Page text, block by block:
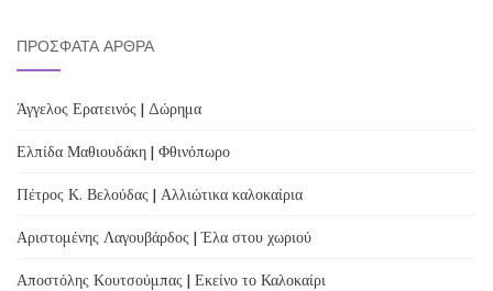
ΠΡΌΣΦΑΤΑ ΆΡΘΡΑ
Άγγελος Ερατεινός | Δώρημα
Ελπίδα Μαθιουδάκη | Φθινόπωρο
Πέτρος Κ. Βελούδας | Αλλιώτικα καλοκαίρια
Αριστομένης Λαγουβάρδος | Έλα στου χωριού
Αποστόλης Κουτσούμπας | Εκείνο το Καλοκαίρι